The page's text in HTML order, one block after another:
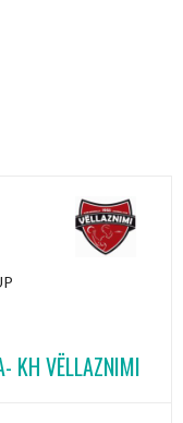
KH VËLLAZNIMI